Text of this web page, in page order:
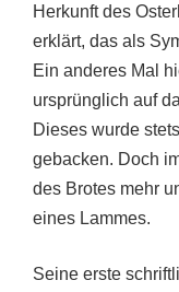
Herkunft des
erklärt, das als
Ein anderes Mal
ursprünglich auf
Dieses wurde
gebacken. Doch
des Brotes mehr
eines Lammes.
Seine erste